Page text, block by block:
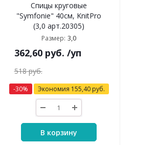
Спицы круговые
"Symfonie" 40см, KnitPro
(3,0 арт.20305)
Размер: 3,0
362,60руб. /уп
518руб.
-30% Экономия 155,40руб.
В корзину